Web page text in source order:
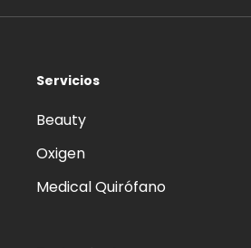
Servicios
Beauty
Oxigen
Medical Quirófano